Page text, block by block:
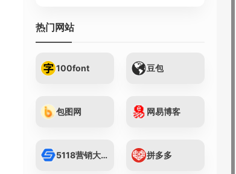
热门网站
100font 豆包
包图网 网易博客
5118营销大数据... 拼多多